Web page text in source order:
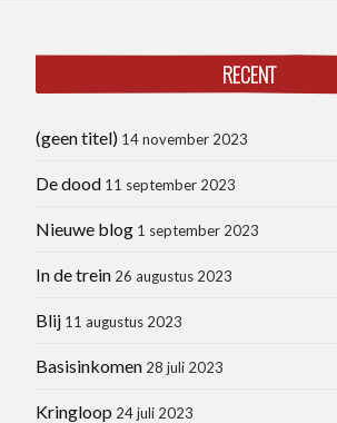
RECENT
(geen titel) 14 november 2023
De dood 11 september 2023
Nieuwe blog 1 september 2023
In de trein 26 augustus 2023
Blij 11 augustus 2023
Basisinkomen 28 juli 2023
Kringloop 24 juli 2023